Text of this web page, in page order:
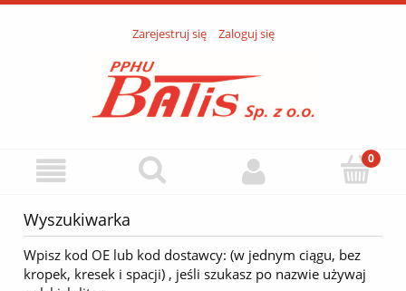
Zarejestruj się Zaloguj się
Wyszukiwarka
Wpisz kod OE lub kod dostawcy: (w jednym ciągu, bez
kropek, kresek i spacji) , jeśli szukasz po nazwie używaj